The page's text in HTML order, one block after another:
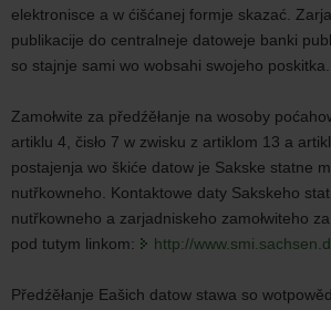
elektronisce a w ćišćanej formje skazać.
publikacije do centralneje datoweje banki
so stajnje sami wo wobsahi swojeho poskitka.
Zamołwite za předźěłanje na wosoby
artiklu 4, čisło 7 w zwisku z artiklom 13 a
postajenja wo škiće datow je Sakske statne
nutřkowneho. Kontaktowe daty Sakskeho
nutřkowneho a zarjadniskeho zamołwiteho
pod tutym linkom:
http://
Předźěłanje Eašich datow stawa so